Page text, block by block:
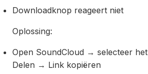
Downloadknop reageert niet
Oplossing:
Open SoundCloud → selecteer
Delen → Link kopiëren